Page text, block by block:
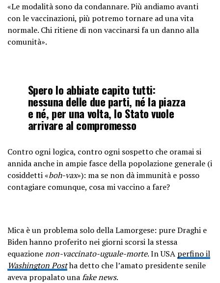
«Le modalità sono da condannare. Più andiamo avanti
con le vaccinazioni, più potremo tornare ad una vita
normale. Chi ritiene di non vaccinarsi fa un danno alla
comunità».
Spero lo abbiate capito tutti:
nessuna delle due parti, né la piazza
e né, per una volta, lo Stato vuole
arrivare al compromesso
Contro ogni logica, contro ogni sospetto che oramai si
annida anche in ampie fasce della popolazione generale (i
cosiddetti «boh-vax»): ma se non dà immunità e posso
contagiare comunque, cosa mi vaccino a fare?
Mica è un problema solo della Lamorgese: pure Draghi e
Biden hanno proferito nei giorni scorsi la stessa
equazionenon-vaccinato-uguale-morte. In USA perfino il
Washington Postha detto che l’amato presidente senile
aveva propalato unafake news.